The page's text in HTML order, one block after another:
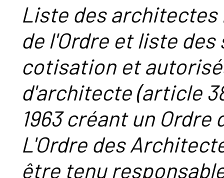
Liste des
de l'Ordre et liste
cotisation et
d'architecte (article
1963 créant un
L'Ordre des
être tenu